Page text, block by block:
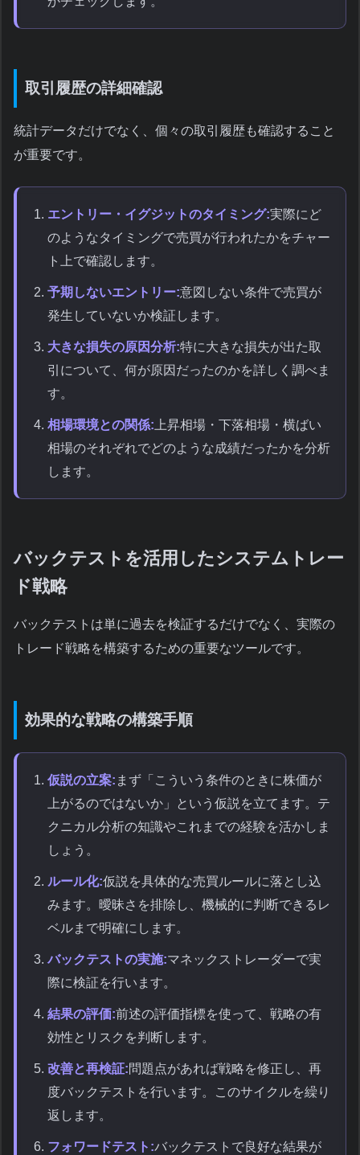
取引履歴の詳細確認
統計データだけでなく、個々の取引履歴も確認すること
が重要です。
エントリー・イグジットのタイミング:実際にど
のようなタイミングで売買が行われたかをチャー
ト上で確認します。
予期しないエントリー:意図しない条件で売買が
発生していないか検証します。
大きな損失の原因分析:特に大きな損失が出た取
引について、何が原因だったのかを詳しく調べま
す。
相場環境との関係: 上昇相場・下落相場・横ばい
相場のそれぞれでどのような成績だったかを分析
します。
バックテストを活用したシステムトレー
ド戦略
バックテストは単に過去を検証するだけでなく、実際の
トレード戦略を構築するための重要なツールです。
効果的な戦略の構築手順
仮説の立案: まず「こういう条件のときに株価が
上がるのではないか」という仮説を立てます。テ
クニカル分析の知識やこれまでの経験を活かしま
しょう。
ルール化:仮説を具体的な売買ルールに落とし込
みます。曖昧さを排除し、機械的に判断できるレ
ベルまで明確にします。
バックテストの実施:マネックストレーダーで実
際に検証を行います。
結果の評価:前述の評価指標を使って、戦略の有
効性とリスクを判断します。
改善と再検証:問題点があれば戦略を修正し、再
度バックテストを行います。このサイクルを繰り
返します。
フォワードテスト:バックテストで良好な結果が